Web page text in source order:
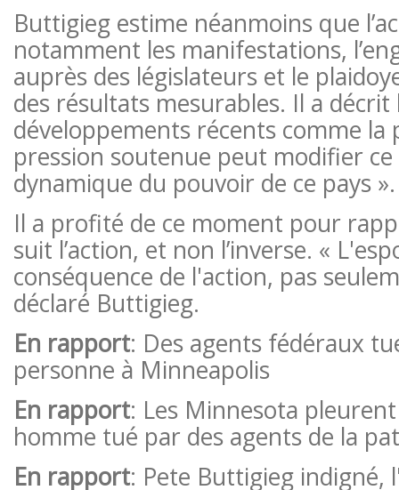
Buttigieg estime néanmoins que
notamment les manifestations,
auprès des législateurs et le
des résultats mesurables. Il a décrit
développements récents comme la
pression soutenue peut modifier ce
dynamique du pouvoir de ce pays ».
Il a profité de ce moment pour
suit l’action, et non l’inverse. «
conséquence de l'action, pas
déclaré Buttigieg.
En rapport: Des agents fédéraux
personne à Minneapolis
En rapport: Les Minnesota
homme tué par des agents de la
En rapport: Pete Buttigieg indigné,